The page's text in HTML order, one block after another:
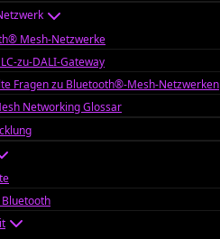
Mesh-Netzwerke
zu-DALI-Gateway
Fragen zu Bluetooth®-Mesh-Netzwerken
Networking Glossar